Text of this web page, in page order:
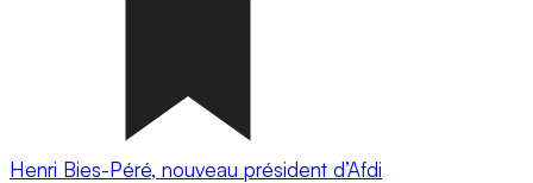
Henri Bies-Péré, nouveau président d’Afdi